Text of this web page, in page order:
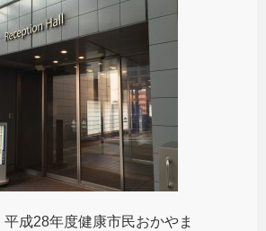
成28年度健康市民おかやま